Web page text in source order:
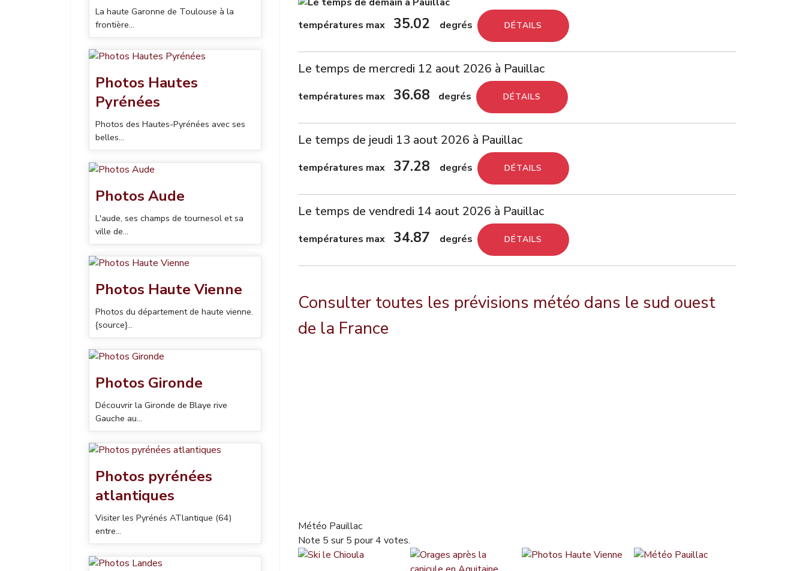
La haute Garonne de Toulouse à la
frontière...
Photos Hautes
Pyrénées
Photos des Hautes-Pyrénées avec ses
belles...
Photos Aude
L'aude, ses champs de tournesol et sa
ville de...
Photos Haute Vienne
Photos du département de haute vienne.
{source}...
Photos Gironde
Découvrir la Gironde de Blaye rive
Gauche au...
Photos pyrénées
atlantiques
Visiter les Pyrénés ATlantique (64)
entre...
températures max 35.02 degrés DÉTAILS
Le temps de mercredi 12 aout 2026 à Pauillac
températures max 36.68 degrés DÉTAILS
Le temps de jeudi 13 aout 2026 à Pauillac
températures max 37.28 degrés DÉTAILS
Le temps de vendredi 14 aout 2026 à Pauillac
températures max 34.87 degrés DÉTAILS
Consulter toutes les prévisions météo dans le sud ouest
de la France
Météo Pauillac
Note 5 sur5 pour4 votes.